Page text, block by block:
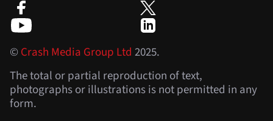
©Crash Media Group Ltd 2025.
The total or partial reproduction of text,
photographs or illustrations is not permitted in any
form.